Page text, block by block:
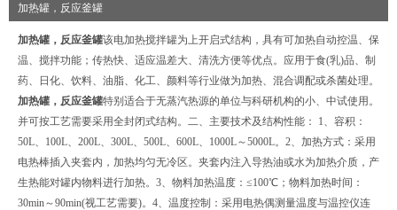
加热罐，反应釜罐
加热罐，反应釜罐该电加热搅拌罐为上开启式结构，具有可加热自动控温、保
温、搅拌功能；传热快、适应温差大、清洗方便等优点。应用于食(乳)品、制
药、日化、饮料、油脂、化工、颜料等行业做为加热、混合调配或杀菌处理。
加热罐，反应釜罐特别适合于无蒸汽热源的单位与科研机构的小、中试使用。
并可按工艺需要采用全封闭式结构。二、 主要技术及结构性能： 1、容积：
50L、100L、200L、300L、500L、600L、1000L～5000L。2、加热方式：采用
电热棒插入夹套内，加热均匀无冷区。夹套内注入导热油或水为加热介质，产
生热能对罐内物料进行加热。3、物料加热温度：≤100℃；物料加热时间：
30min～90min(视工艺需要)。4、温度控制：采用电热偶测量温度与温控仪连